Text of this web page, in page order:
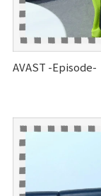
AVAST -Episode-